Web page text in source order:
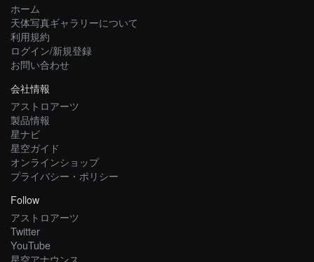
ホーム
天体写真ギャラリーについて
利用規約
ログイン/新規登録
お問い合わせ
会社情報
アストロアーツ
製品情報
星ナビ
星空ガイド
オンラインショップ
プライバシー・ポリシー
Follow
アストロアーツ
Twitter
YouTube
星空アナウンス